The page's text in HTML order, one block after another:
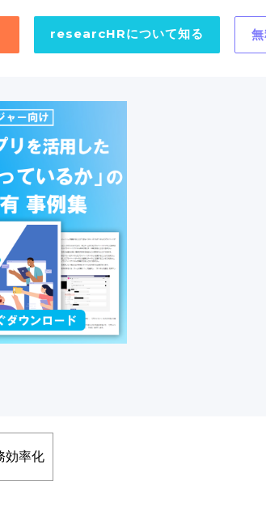
researcHRについて知る
効率化